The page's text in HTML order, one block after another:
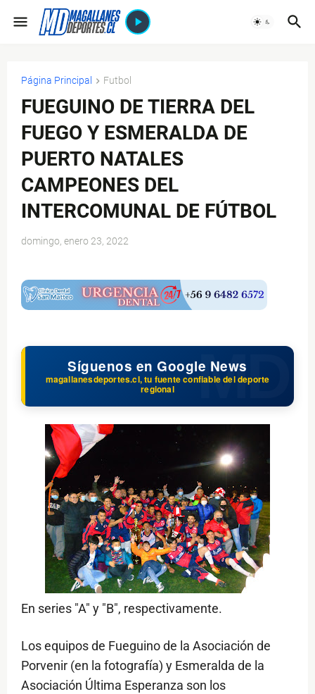
Página Principal Futbol
FUEGUINO DE TIERRA DEL
FUEGO Y ESMERALDA DE
PUERTO NATALES
CAMPEONES DEL
INTERCOMUNAL DE FÚTBOL
domingo, enero 23, 2022
Síguenos en Google News
magallanesdeportes.cl, tu fuente confiable del deporte
regional
En series "A" y "B", respectivamente.
Los equipos de Fueguino de la Asociación de
Porvenir (en la fotografía) y Esmeralda de la
Asociación Última Esperanza son los